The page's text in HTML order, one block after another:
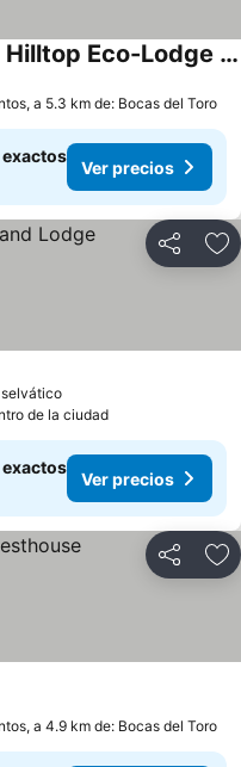
The Lodge at Punta Rica- Hilltop Eco-Lodge with Views & Pool
a 5.3 km de: Bocas del Toro
Ver precios
Compartir
Ver precios
de la ciudad
Ver precios
Compartir
a 4.9 km de: Bocas del Toro